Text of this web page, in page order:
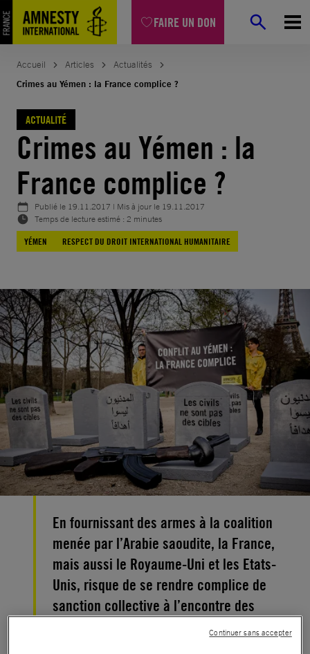
FAIRE UN DON
Aller
au
contenu
Accueil Articles
Actualités
Crimes au Yémen : la France complice ?
ACTUALITÉ
Crimes au Yémen : la
France complice ?
Publié le 19.11.2017 | Mis à jour le 19.11.2017
Temps de lecture estimé : 2 minutes
YÉMEN
RESPECT DU DROIT INTERNATIONAL HUMANITAIRE
En fournissant des armes à la coalition
menée par l’Arabie saoudite, la France,
mais aussi le Royaume-Uni et les Etats-
Unis, risque de se rendre complice de
sanction collective à l’encontre des
Continuer sans accepter